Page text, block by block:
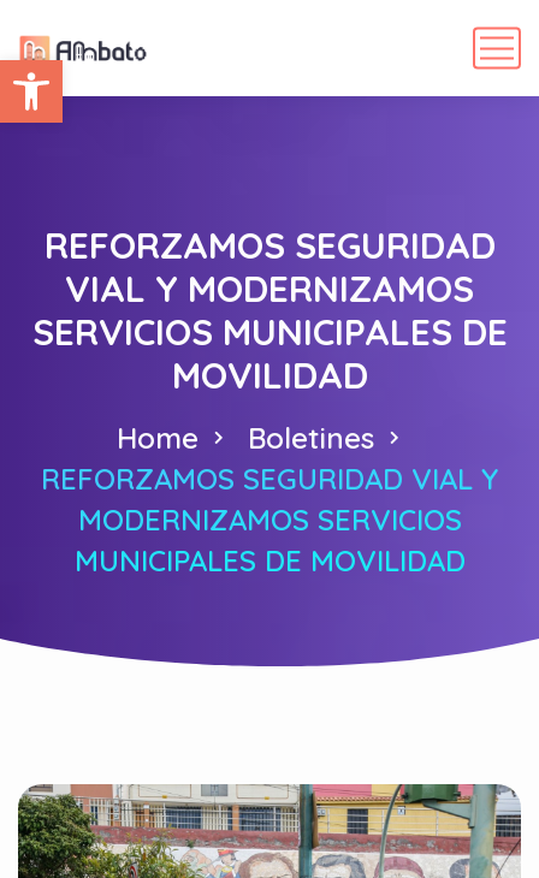
Abrir barra de herramientas
REFORZAMOS SEGURIDAD
VIAL Y MODERNIZAMOS
SERVICIOS MUNICIPALES DE
MOVILIDAD
Home
Boletines
REFORZAMOS SEGURIDAD VIAL Y
MODERNIZAMOS SERVICIOS
MUNICIPALES DE MOVILIDAD